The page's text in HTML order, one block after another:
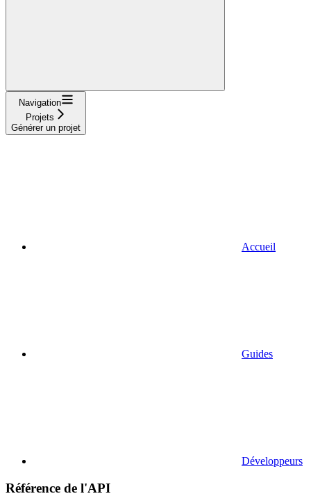
Navigation
Projets
Générer un projet
Accueil
Guides
Développeurs
Référence de l'API